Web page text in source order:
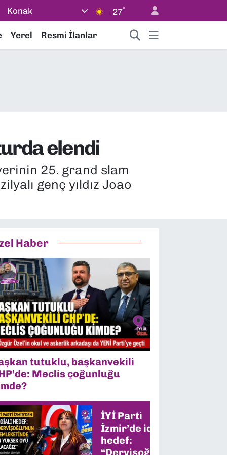
Konak 27°
Yerel Resmi İlanlar
elendi
25. grand slam
genç yıldız Joao
Haber
tutuklu, başkanvekili
Meclis çoğunluğu
İYİ Parti
İzmir’de iddialı
hedef:
“Dervişoğlu’nun